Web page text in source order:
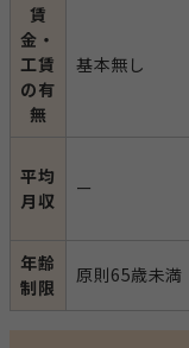
賃
金・
工賃
の有
無
基本無し
平均
月収
ー
年齢
制限
原則65歳未満